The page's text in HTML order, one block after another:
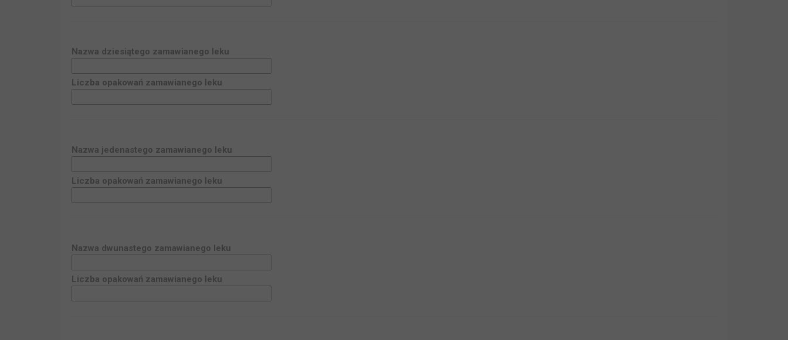
Nazwa dziesiątego zamawianego leku
Liczba opakowań zamawianego leku
Nazwa jedenastego zamawianego leku
Liczba opakowań zamawianego leku
Nazwa dwunastego zamawianego leku
Liczba opakowań zamawianego leku